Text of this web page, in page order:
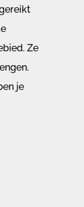
Ze
je